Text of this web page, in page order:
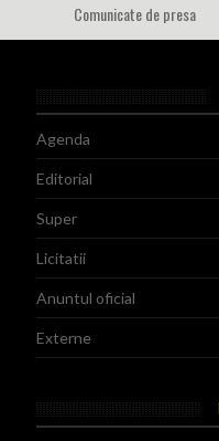
Comunicate de presa
Agenda
Editorial
Super
Licitatii
Anuntul oficial
Externe